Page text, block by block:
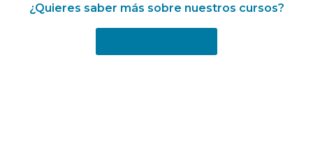
¿Quieres saber más sobre nuestros cursos?